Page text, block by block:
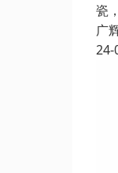
瓷
广
24-